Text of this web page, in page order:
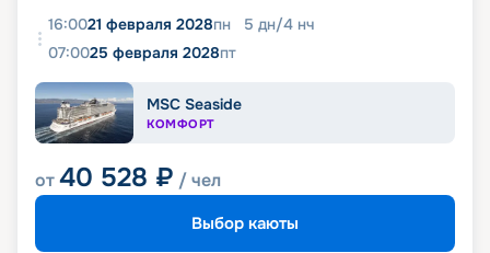
16:0021 февраля 2028пн 5 дн/4 нч
07:0025 февраля 2028пт
MSC Seaside
КОМФОРТ
от40 528 ₽ / чел
Выбор каюты